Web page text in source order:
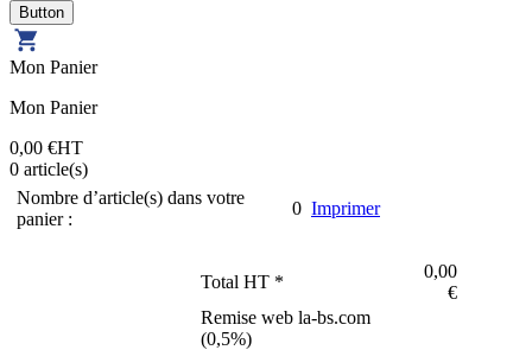
Mon Panier
Mon Panier
0,00 €HT
0 article(s)
Nombre d’article(s) dans votre
panier :
0 Imprimer
Total HT *
0,00
€
Remise web la-bs.com
(0,5%)